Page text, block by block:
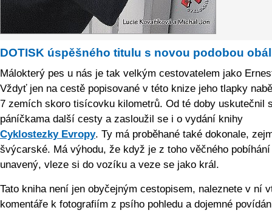
DOTISK úspěšného titulu s novou podobou
Málokterý pes u nás je tak velkým cestovatelem jako
Vždyť jen na cestě popisované v této knize jeho tlapky
7 zemích skoro tisícovku kilometrů. Od té doby uskutečnil
páníčkama další cesty a zasloužil se i o vydání knihy
Cyklostezky Evropy. Ty má proběhané také dokonale,
švýcarské. Má výhodu, že když je z toho věčného pobíhání
unavený, vleze si do vozíku a veze se jako král.
Tato kniha není jen obyčejným cestopisem, naleznete v ní
komentáře k fotografiím z psího pohledu a dojemné